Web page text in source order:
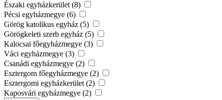
Északi egyházkerület (8)
Pécsi egyházmegye (6)
Görög katolikus egyház (5)
Görögkeleti szerb egyház (5)
Kalocsai főegyházmegye (3)
Váci egyházmegye (3)
Csanádi egyházmegye (2)
Esztergom főegyházmegye (2)
Esztergomi egyházkerület (2)
Kaposvári egyházmegye (2)